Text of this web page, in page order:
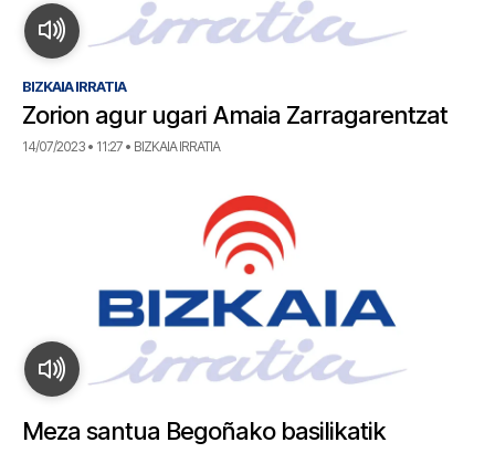
BIZKAIA IRRATIA
Zorion agur ugari Amaia Zarragarentzat
14/07/2023 • 11:27 • BIZKAIA IRRATIA
Meza santua Begoñako basilikatik